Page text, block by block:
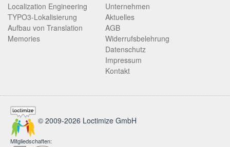
Localization Engineering
TYPO3-Lokalisierung
Aufbau von Translation
Memories
Unternehmen
Aktuelles
AGB
Widerrufsbelehrung
Datenschutz
Impressum
Kontakt
© 2009-2026 Loctimize GmbH
Mitgliedschaften: